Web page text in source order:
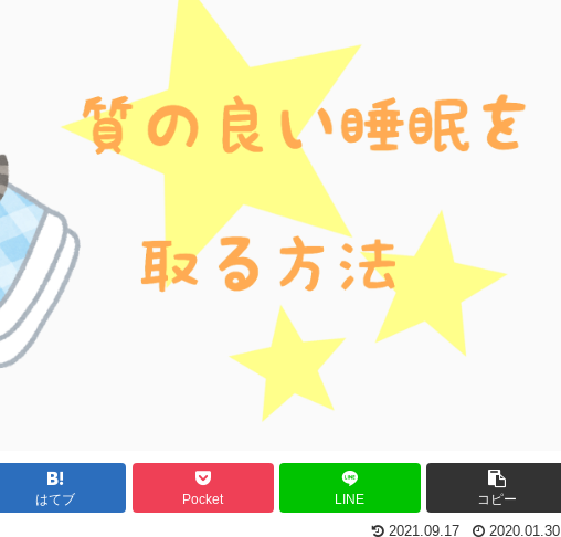
はてブ Pocket LINE コピー
2021.09.17 2020.01.30